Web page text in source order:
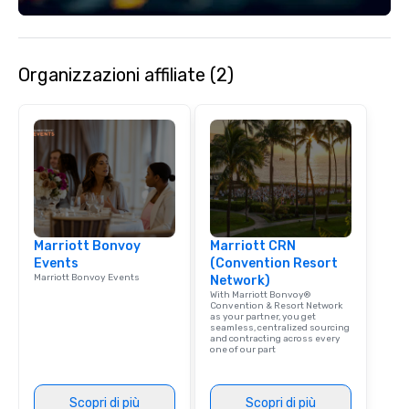
engaging information
team building. All-Inclusive Group
Dining When meeting
corporate group
Smacking Foodie
group is assured a
experience with three
signature dishes at
Our affordable tours
included. The only
are drinks. However,
package upgrade is
Our exclusive
Organizzazioni affiliate (2)
Marriott Bonvoy
Events
Marriott Bonvoy Events
Scopri di più
Marriott CRN
(Convention Resort
Network)
With Marriott Bonvoy®
Convention & Resort Network
as your partner, you get
seamless, centralized sourcing
and contracting across every
one of our part
Scopri di più